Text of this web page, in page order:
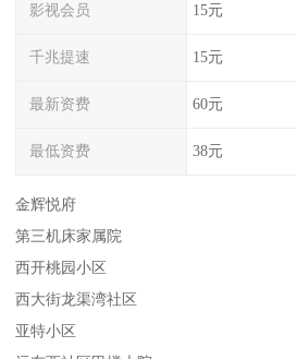
影视会员 15元
千兆提速 15元
最新资费 60元
最低资费 38元
金辉悦府
第三机床家属院
西开桃园小区
西大街龙渠湾社区
亚特小区